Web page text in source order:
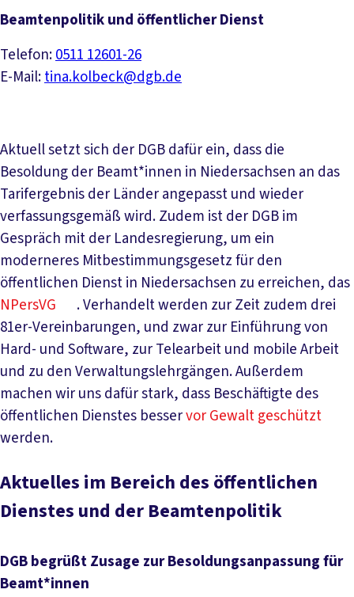
Beamtenpolitik und öffentlicher Dienst
Telefon:0511 12601-26
E-Mail:tina.kolbeck@dgb.de
Aktuell setzt sich der DGB dafür ein, dass die
Besoldung der Beamt*innen in Niedersachsen an das
Tarifergebnis der Länder angepasst und wieder
verfassungsgemäß wird. Zudem ist der DGB im
Gespräch mit der Landesregierung, um ein
moderneres Mitbestimmungsgesetz für den
öffentlichen Dienst in Niedersachsen zu erreichen, das
NPersVG
. Verhandelt werden zur Zeit zudem drei
81er-Vereinbarungen, und zwar zur Einführung von
Hard- und Software, zur Telearbeit und mobile Arbeit
und zu den Verwaltungslehrgängen. Außerdem
machen wir uns dafür stark, dass Beschäftigte des
öffentlichen Dienstes besservor Gewalt geschützt
werden.
Aktuelles im Bereich des öffentlichen
Dienstes und der Beamtenpolitik
DGB begrüßt Zusage zur Besoldungsanpassung für
Beamt*innen